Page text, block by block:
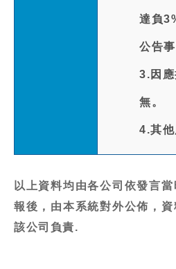
達負
公告事
3.因
無。
4.其他
以上資料均由各公司依發言
報後，由本系統對外公佈，
該公司負責.